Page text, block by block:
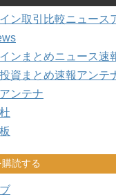
ン取引比較ニュース
ンまとめニュース速
資まとめ速報アンテ
ンテナ
読する